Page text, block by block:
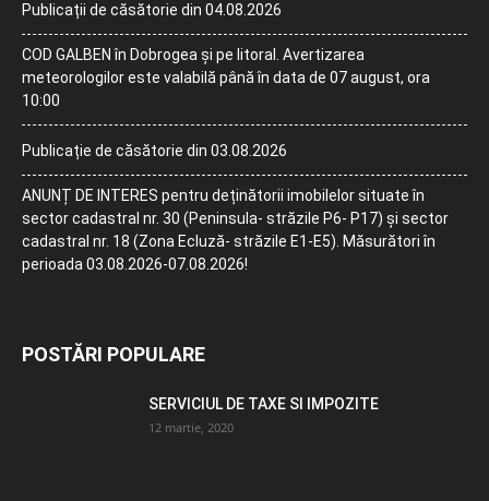
Publicații de căsătorie din 04.08.2026
COD GALBEN în Dobrogea și pe litoral. Avertizarea
meteorologilor este valabilă până în data de 07 august, ora
10:00
Publicație de căsătorie din 03.08.2026
ANUNȚ DE INTERES pentru deținătorii imobilelor situate în
sector cadastral nr. 30 (Peninsula- străzile P6- P17) și sector
cadastral nr. 18 (Zona Ecluză- străzile E1-E5). Măsurători în
perioada 03.08.2026-07.08.2026!
POSTĂRI POPULARE
SERVICIUL DE TAXE SI IMPOZITE
12 martie, 2020